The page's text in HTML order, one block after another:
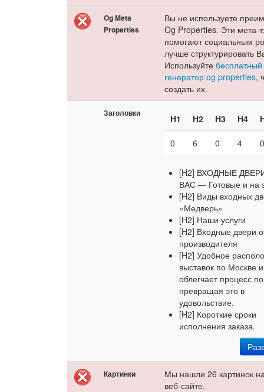
Og Meta
Properties
Вы не используете
Og Properties. Эти мета-
помогают социальным
лучше структурировать
Используйтебесплатный
генератор og properties,
создать их.
Заголовки H1 H2 H3 H4
0 6 0 4
[H2] ВХОДНЫЕ
ВАС — Готовые и на
[H2] Виды входных
«Медверь»
[H2] Наши услуги
[H2] Входные двери
производителя
[H2] Удобное
выставок по Москве
облегчает процесс
превращая это в
удовольствие.
[H2] Короткие сроки
исполнения заказа.
Картинки
Мы нашли 26 картинок
веб-сайте.